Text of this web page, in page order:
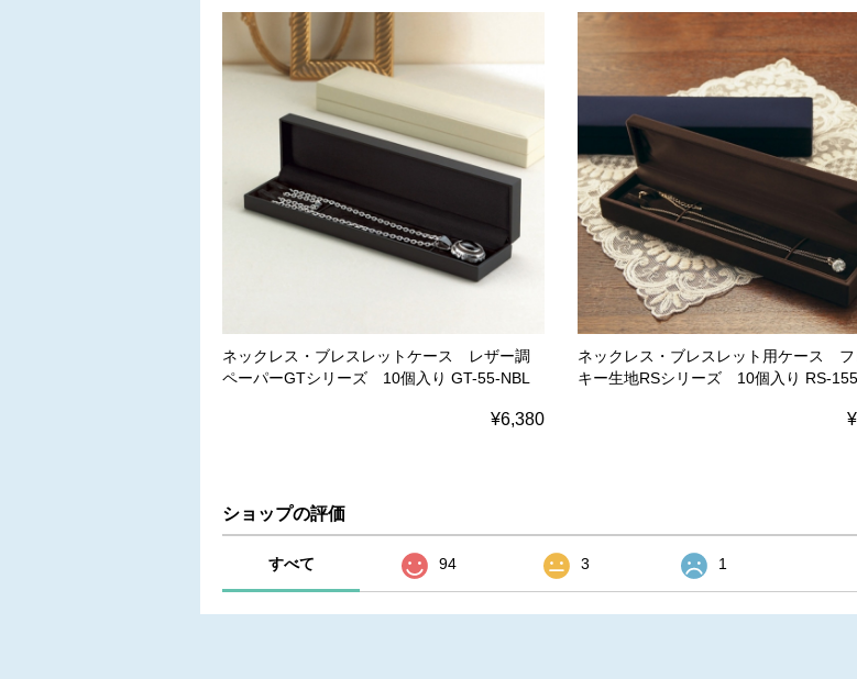
ネックレス・ブレスレットケース レザー調
ペーパーGTシリーズ 10個入り GT-55-NBL
¥6,380
ネックレス・ブレスレット用ケース フ
キー生地RSシリーズ 10個入り RS-
ショップの評価
すべて 94 3 1